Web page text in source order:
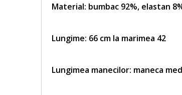
Material: bumbac 92%, elastan
Lungime: 66 cm la marimea 42
Lungimea manecilor: maneca